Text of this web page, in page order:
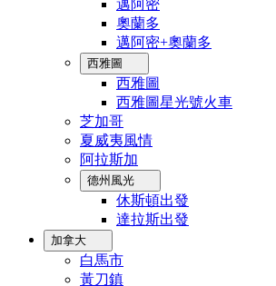
邁阿密
奧蘭多
邁阿密+奧蘭多
西雅圖
西雅圖
西雅圖星光號火車
芝加哥
夏威夷風情
阿拉斯加
德州風光
休斯頓出發
達拉斯出發
加拿大
白馬市
黃刀鎮